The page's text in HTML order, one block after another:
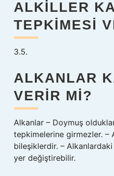
ALKILLER
TEPKIMESI
3.5.
ALKANLAR
VERIR MI?
Alkanlar – Doymuş
tepkimelerine girmezler. –
bileşiklerdir. –
yer değiştirebilir.